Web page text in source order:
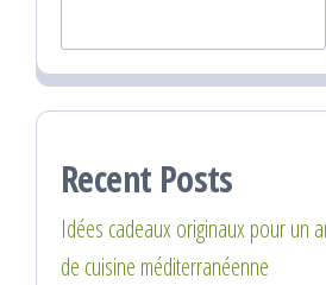
Recent Posts
Idées cadeaux originaux pour un
de cuisine méditerranéenne